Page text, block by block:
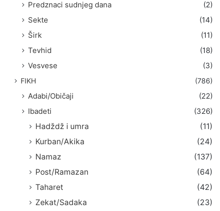
Predznaci sudnjeg dana
(2)
Sekte
(14)
Širk
(11)
Tevhid
(18)
Vesvese
(3)
FIKH (786)
Adabi/Običaji
(22)
Ibadeti
(326)
Hadždž i umra
(11)
Kurban/Akika
(24)
Namaz
(137)
Post/Ramazan
(64)
Taharet
(42)
Zekat/Sadaka
(23)